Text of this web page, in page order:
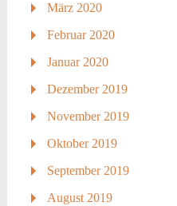
März 2020
Februar 2020
Januar 2020
Dezember 2019
November 2019
Oktober 2019
September 2019
August 2019